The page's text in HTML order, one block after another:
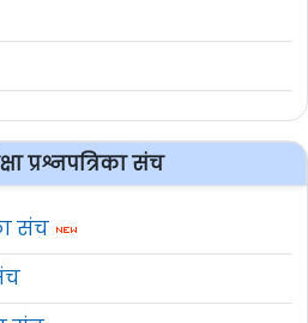
प्रश्नपत्रिका संच
संच